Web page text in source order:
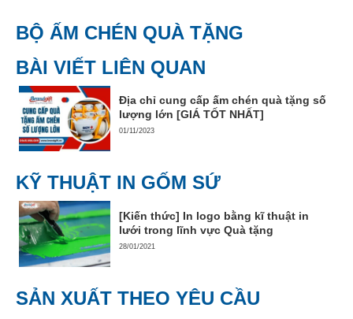
BỘ ẤM CHÉN QUÀ TẶNG
BÀI VIẾT LIÊN QUAN
Địa chỉ cung cấp ấm chén quà tặng số
lượng lớn [GIÁ TỐT NHẤT]
01/11/2023
KỸ THUẬT IN GỐM SỨ
[Kiến thức] In logo bằng kĩ thuật in
lưới trong lĩnh vực Quà tặng
28/01/2021
SẢN XUẤT THEO YÊU CẦU